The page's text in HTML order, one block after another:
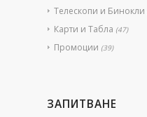
Телескопи и Бинокли
Карти и Табла (47)
Промоции (39)
ЗАПИТВАНЕ